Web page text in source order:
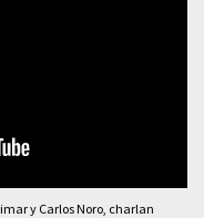
y Carlos Noro, charlan